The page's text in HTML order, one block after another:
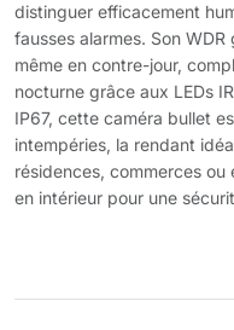
distinguer efficacement
fausses alarmes. Son
même en contre-jour,
nocturne grâce aux LEDs
IP67, cette caméra bullet
intempéries, la rendant
résidences, commerces
en intérieur pour une